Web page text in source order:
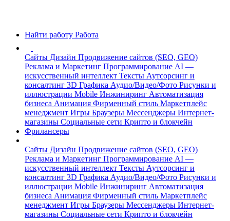
Найти работу Работа
Сайты Дизайн Продвижение сайтов (SEO, GEO)
Реклама и Маркетинг Программирование AI —
искусственный интеллект Тексты Аутсорсинг и
консалтинг 3D Графика Аудио/Видео/Фото Рисунки и
иллюстрации Mobile Инжиниринг Автоматизация
бизнеса Анимация Фирменный стиль Маркетплейс
менеджмент Игры Браузеры Мессенджеры Интернет-
магазины Социальные сети Крипто и блокчейн
Фрилансеры
Сайты Дизайн Продвижение сайтов (SEO, GEO)
Реклама и Маркетинг Программирование AI —
искусственный интеллект Тексты Аутсорсинг и
консалтинг 3D Графика Аудио/Видео/Фото Рисунки и
иллюстрации Mobile Инжиниринг Автоматизация
бизнеса Анимация Фирменный стиль Маркетплейс
менеджмент Игры Браузеры Мессенджеры Интернет-
магазины Социальные сети Крипто и блокчейн